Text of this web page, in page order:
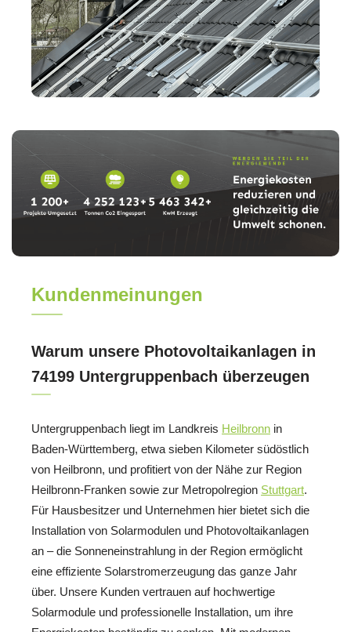
Kundenmeinungen
Warum unsere Photovoltaikanlagen in
74199 Untergruppenbach überzeugen
Untergruppenbach liegt im Landkreis Heilbronn in
Baden-Württemberg, etwa sieben Kilometer südöstlich
von Heilbronn, und profitiert von der Nähe zur Region
Heilbronn-Franken sowie zur Metropolregion Stuttgart.
Für Hausbesitzer und Unternehmen hier bietet sich die
Installation von Solarmodulen und Photovoltaikanlagen
an – die Sonneneinstrahlung in der Region ermöglicht
eine effiziente Solarstromerzeugung das ganze Jahr
über. Unsere Kunden vertrauen auf hochwertige
Solarmodule und professionelle Installation, um ihre